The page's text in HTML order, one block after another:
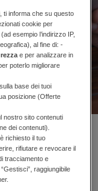
AD
ti informa che su questo
cookie per
esempio l’indirizzo IP,
al fine di: -
e per analizzare in
poterlo migliorare
base dei tuoi
posizione (Offerte
nostro sito contenuti
dei contenuti).
richiesto il tuo
rifiutare e revocare il
tracciamento e
raggiungibile